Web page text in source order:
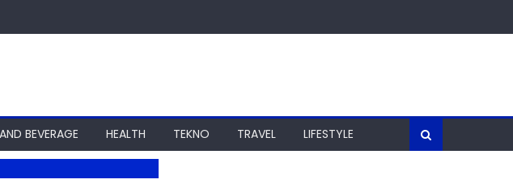
BEVERAGE HEALTH TEKNO TRAVEL LIFESTYLE